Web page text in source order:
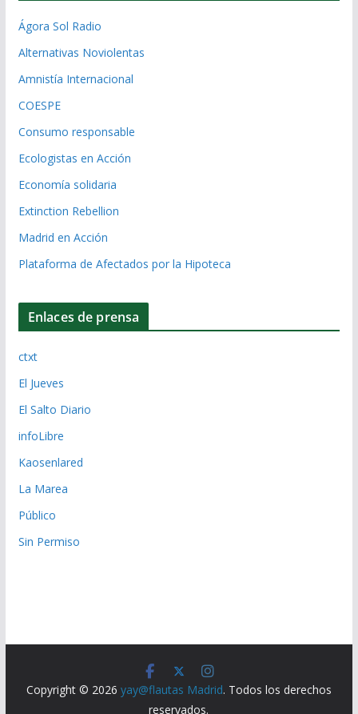
Ágora Sol Radio
Alternativas Noviolentas
Amnistía Internacional
COESPE
Consumo responsable
Ecologistas en Acción
Economía solidaria
Extinction Rebellion
Madrid en Acción
Plataforma de Afectados por la Hipoteca
Enlaces de prensa
ctxt
El Jueves
El Salto Diario
infoLibre
Kaosenlared
La Marea
Público
Sin Permiso
Copyright © 2026 yay@flautas Madrid. Todos los derechos
reservados.